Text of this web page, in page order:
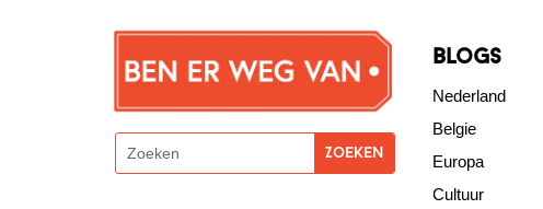
blogs
Nederland
Belgie
Europa
Cultuur